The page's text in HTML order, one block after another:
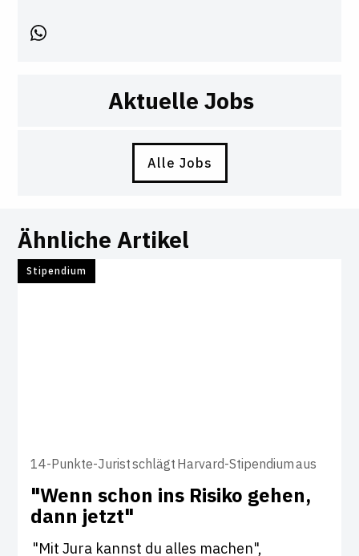
Aktuelle Jobs
Alle Jobs
Ähnliche Artikel
Stipendium
14-Punkte-Jurist schlägt Harvard-Stipendium aus
"Wenn schon ins Risiko gehen,
dann jetzt"
"Mit Jura kannst du alles machen",